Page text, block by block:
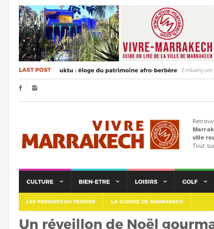
Embarquez
 
ville
Tout